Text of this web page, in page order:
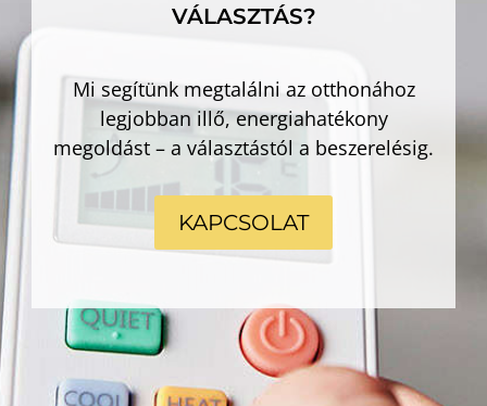
VÁLASZTÁS?
Mi segítünk megtalálni az otthonához
legjobban illő, energiahatékony
megoldást – a választástól a beszerelésig.
KAPCSOLAT